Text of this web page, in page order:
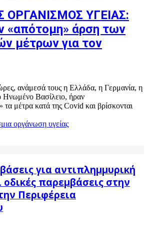
ΟΡΓΑΝΙΣΜΟΣ ΥΓΕΙΑΣ:
«απότομη» άρση των
μέτρων για τον
ανάμεσά τους η Ελλάδα, η Γερμανία, η
Ηνωμένο Βασίλειο, ήραν
μέτρα κατά της Covid και βρίσκονται
οργάνωση υγείας
για αντιπλημμυρική
παρεμβάσεις στην
Περιφέρεια